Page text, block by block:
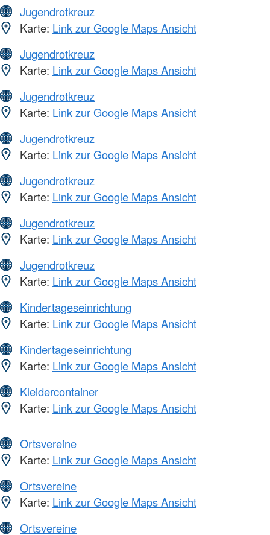
Jugendrotkreuz
Karte: Link zur Google Maps Ansicht
Jugendrotkreuz
Karte: Link zur Google Maps Ansicht
Jugendrotkreuz
Karte: Link zur Google Maps Ansicht
Jugendrotkreuz
Karte: Link zur Google Maps Ansicht
Jugendrotkreuz
Karte: Link zur Google Maps Ansicht
Jugendrotkreuz
Karte: Link zur Google Maps Ansicht
Jugendrotkreuz
Karte: Link zur Google Maps Ansicht
Kindertageseinrichtung
Karte: Link zur Google Maps Ansicht
Kindertageseinrichtung
Karte: Link zur Google Maps Ansicht
Kleidercontainer
Karte: Link zur Google Maps Ansicht
Ortsvereine
Karte: Link zur Google Maps Ansicht
Ortsvereine
Karte: Link zur Google Maps Ansicht
Ortsvereine